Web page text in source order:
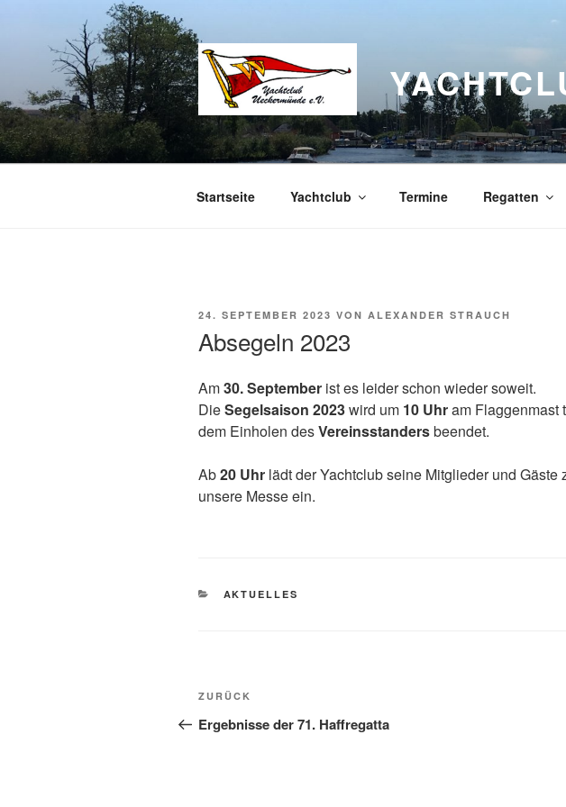
springen
Startseite Yachtclub Termine Regatten
VERÖFFENTLICHT
24. SEPTEMBER 2023 VON ALEXANDER STRAUCH
Absegeln 2023
Am30. September ist es leider schon wieder soweit.
DieSegelsaison 2023wird um 10 Uhram Flaggenmast
dem Einholen desVereinsstandersbeendet.
Ab20 Uhr lädt der Yachtclub seine Mitglieder und Gäste
unsere Messe ein.
KATEGORIEN
AKTUELLES
Beitragsnavigation
Vorheriger
Beitrag
ZURÜCK
Ergebnisse der 71. Haffregatta